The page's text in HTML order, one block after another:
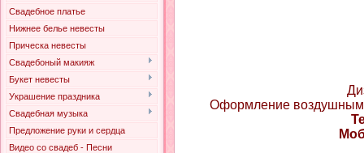
Свадебное платье
Нижнее белье невесты
Прическа невесты
Свадебоный макияж
Букет невесты
Украшение праздника
Свадебная музыка
Предложение руки и сердца
Видео со свадеб - Песни
Оформление